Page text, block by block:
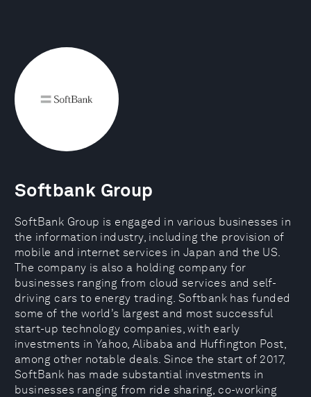
Softbank Group
SoftBank Group is engaged in various businesses in
the information industry, including the provision of
mobile and internet services in Japan and the US.
The company is also a holding company for
businesses ranging from cloud services and self-
driving cars to energy trading. Softbank has funded
some of the world’s largest and most successful
start-up technology companies, with early
investments in Yahoo, Alibaba and Huffington Post,
among other notable deals. Since the start of 2017,
SoftBank has made substantial investments in
businesses ranging from ride sharing, co-working